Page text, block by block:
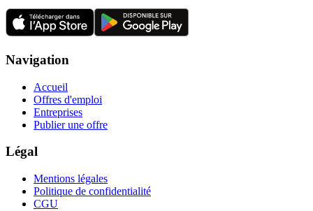
Navigation
Accueil
Offres d'emploi
Entreprises
Publier une offre
Légal
Mentions légales
Politique de confidentialité
CGU